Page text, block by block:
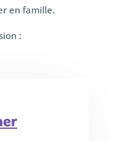
en famille.
: